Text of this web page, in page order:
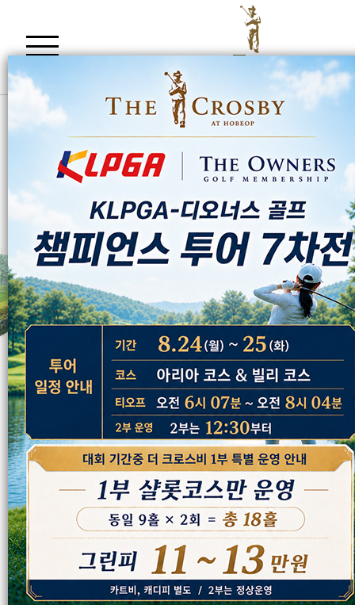
2026년 08월
일 월 화 수 목